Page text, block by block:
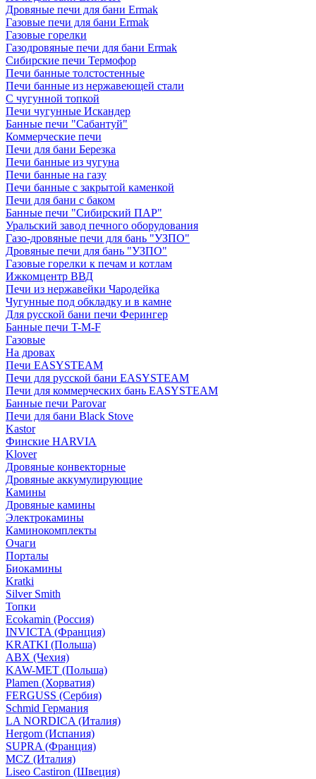
Дровяные печи для бани Ermak
Газовые печи для бани Ermak
Газовые горелки
Газодровяные печи для бани Ermak
Сибирские печи Термофор
Печи банные толстостенные
Печи банные из нержавеющей стали
С чугунной топкой
Печи чугунные Искандер
Банные печи "Сабантуй"
Коммерческие печи
Печи для бани Березка
Печи банные из чугуна
Печи банные на газу
Печи банные с закрытой каменкой
Печи для бани с баком
Банные печи "Сибирский ПАР"
Уральский завод печного оборудования
Газо-дровяные печи для бань "УЗПО"
Дровяные печи для бань "УЗПО"
Газовые горелки к печам и котлам
Ижкомцентр ВВД
Печи из нержавейки Чародейка
Чугунные под обкладку и в камне
Для русской бани печи Ферингер
Банные печи T-M-F
Газовые
На дровах
Печи EASYSTEAM
Печи для русской бани EASYSTEAM
Печи для коммерческих бань EASYSTEAM
Банные печи Parovar
Печи для бани Black Stove
Kastor
Финские HARVIA
Klover
Дровяные конвекторные
Дровяные аккумулирующие
Камины
Дровяные камины
Электрокамины
Каминокомплекты
Очаги
Порталы
Биокамины
Kratki
Silver Smith
Топки
Ecokamin (Россия)
INVICTA (Франция)
KRATKI (Польша)
ABX (Чехия)
KAW-MET (Польша)
Plamen (Хорватия)
FERGUSS (Сербия)
Schmid Германия
LA NORDICA (Италия)
Hergom (Испания)
SUPRA (Франция)
MCZ (Италия)
Liseo Castiron (Швеция)